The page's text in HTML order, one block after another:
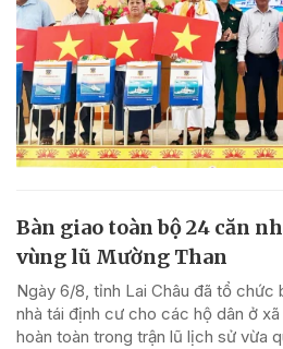
Bàn giao toàn bộ 24 căn
vùng lũ Mường Than
Ngày 6/8, tỉnh Lai Châu đã tổ chức
nhà tái định cư cho các hộ dân ở
hoàn toàn trong trận lũ lịch sử vừa